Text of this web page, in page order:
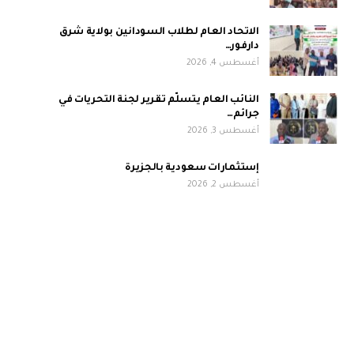
الاتحاد العام لطلاب السودانين بولاية شرق
دارفور…
أغسطس 4, 2026
النائب العام يتسلّم تقرير لجنة التحريات في
جرائم…
أغسطس 3, 2026
إستثمارات سعودية بالجزيرة
أغسطس 2, 2026